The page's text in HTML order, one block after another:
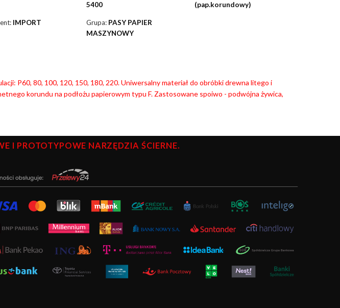
5400
(pap.korundowy)
IMPORT Grupa: PASY PAPIER
MASZYNOWY
P60, 80, 100, 120, 150, 180, 220. Uniwersalny materiał do obróbki drewna litego i
korundu na podłożu papierowym typu F. Zastosowane spoiwo - podwójna żywica,
I PROTOTYPOWE NARZĘDZIA ŚCIERNE.